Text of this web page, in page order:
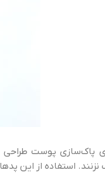
پاک‌سازی پوست
استفاده از این